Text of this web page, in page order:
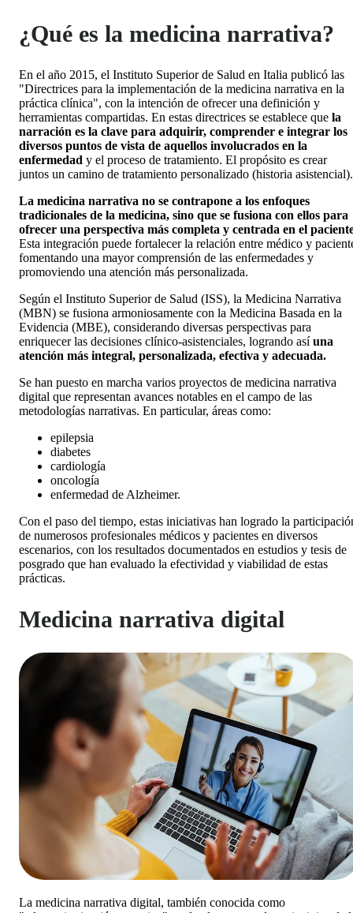
¿Qué es la medicina narrativa?
En el año 2015, el Instituto Superior de Salud en Italia publicó las
"Directrices para la implementación de la medicina narrativa en la
práctica clínica", con la intención de ofrecer una definición y
herramientas compartidas. En estas directrices se establece que la
narración es la clave para adquirir, comprender e integrar los
diversos puntos de vista de aquellos involucrados en la
enfermedad y el proceso de tratamiento. El propósito es crear
juntos un camino de tratamiento personalizado (historia asistencial).
La medicina narrativa no se contrapone a los enfoques
tradicionales de la medicina, sino que se fusiona con ellos para
ofrecer una perspectiva más completa y centrada en el
Esta integración puede fortalecer la relación entre médico y
fomentando una mayor comprensión de las enfermedades y
promoviendo una atención más personalizada.
Según el Instituto Superior de Salud (ISS), la Medicina Narrativa
(MBN) se fusiona armoniosamente con la Medicina Basada en la
Evidencia (MBE), considerando diversas perspectivas para
enriquecer las decisiones clínico-asistenciales, logrando asíuna
atención más integral, personalizada, efectiva y adecuada.
Se han puesto en marcha varios proyectos de medicina narrativa
digital que representan avances notables en el campo de las
metodologías narrativas. En particular, áreas como:
epilepsia
diabetes
cardiología
oncología
enfermedad de Alzheimer.
Con el paso del tiempo, estas iniciativas han logrado la
de numerosos profesionales médicos y pacientes en diversos
escenarios, con los resultados documentados en estudios y tesis de
posgrado que han evaluado la efectividad y viabilidad de estas
prácticas.
Medicina narrativa digital
La medicina narrativa digital, también conocida como